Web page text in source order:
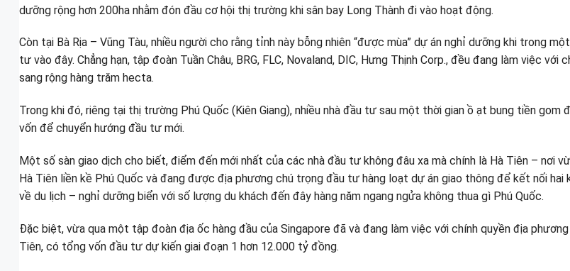
dưỡng rộng hơn 200ha nhằm đón đầu cơ hội thị trường khi sân bay Long Thành đi vào hoạt động.
Còn tại Bà Rịa – Vũng Tàu, nhiều người cho rằng tỉnh này bỗng nhiên “được mùa” dự án nghỉ dưỡng khi trong
tư vào đây. Chẳng hạn, tập đoàn Tuần Châu, BRG, FLC, Novaland, DIC, Hưng Thịnh Corp., đều đang làm việc
sang rộng hàng trăm hecta.
Trong khi đó, riêng tại thị trường Phú Quốc (Kiên Giang), nhiều nhà đầu tư sau một thời gian ồ ạt bung tiền
vốn để chuyển hướng đầu tư mới.
Một số sàn giao dịch cho biết, điểm đến mới nhất của các nhà đầu tư không đâu xa mà chính là Hà Tiên – nơi
Hà Tiên liền kề Phú Quốc và đang được địa phương chú trọng đầu tư hàng loạt dự án giao thông để kết nối hai
về du lịch – nghỉ dưỡng biển với số lượng du khách đến đây hàng năm ngang ngửa không thua gì Phú Quốc.
Đặc biệt, vừa qua một tập đoàn địa ốc hàng đầu của Singapore đã và đang làm việc với chính quyền địa
Tiên, có tổng vốn đầu tư dự kiến giai đoạn 1 hơn 12.000 tỷ đồng.